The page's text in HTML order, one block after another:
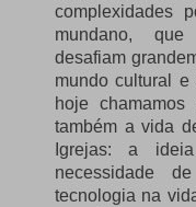
complexidades
mundano,
desafiam
mundo cultural
hoje chamamos
também a vida
Igrejas: a
necessidade
tecnologia na